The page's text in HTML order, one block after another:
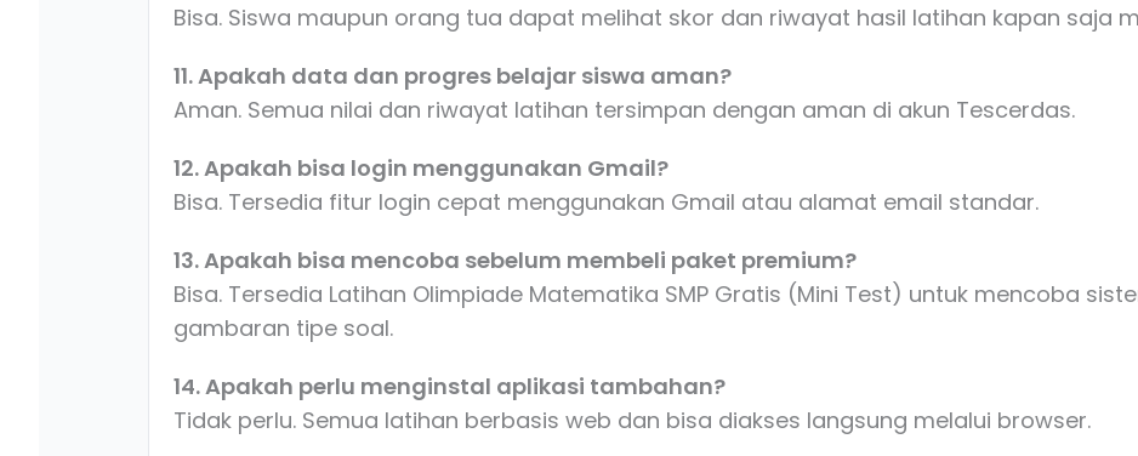
Bisa. Siswa maupun orang tua dapat melihat skor dan riwayat hasil latihan kapan saja
11. Apakah data dan progres belajar siswa aman?
Aman. Semua nilai dan riwayat latihan tersimpan dengan aman di akun Tescerdas.
12. Apakah bisa login menggunakan Gmail?
Bisa. Tersedia fitur login cepat menggunakan Gmail atau alamat email standar.
13. Apakah bisa mencoba sebelum membeli paket premium?
Bisa. Tersedia Latihan Olimpiade Matematika SMP Gratis (Mini Test) untuk mencoba
gambaran tipe soal.
14. Apakah perlu menginstal aplikasi tambahan?
Tidak perlu. Semua latihan berbasis web dan bisa diakses langsung melalui browser.